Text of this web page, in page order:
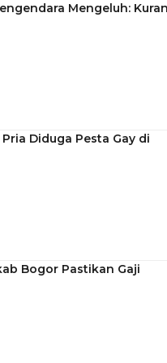
Mengeluh:
Diduga Pesta Gay di
Bogor Pastikan Gaji